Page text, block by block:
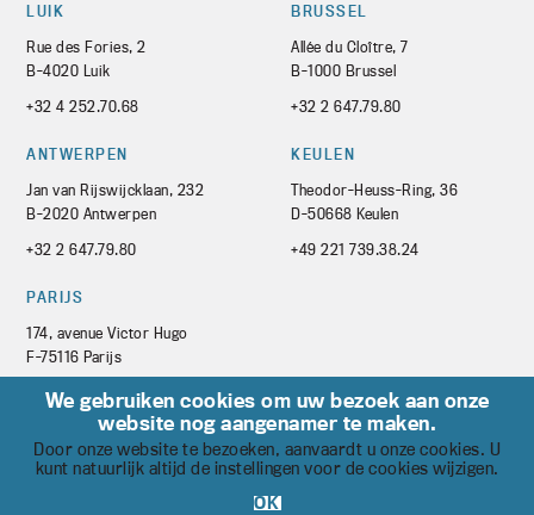
LUIK
Rue des Fories, 2
B-4020 Luik
+32 4 252.70.68
BRUSSEL
Allée du Cloître, 7
B-1000 Brussel
+32 2 647.79.80
ANTWERPEN
Jan van Rijswijcklaan, 232
B-2020 Antwerpen
+32 2 647.79.80
KEULEN
Theodor-Heuss-Ring, 36
D-50668 Keulen
+49 221 739.38.24
PARIJS
174, avenue Victor Hugo
F-75116 Parijs
+33 1 44.05.21.21
© Copyright 2026 Matray, Matray & Hallet - Alle rechten voorbehouden
We gebruiken cookies om uw bezoek aan onze
website nog aangenamer te maken.
Door onze website te bezoeken, aanvaardt u onze cookies. U
kunt natuurlijk altijd de instellingen voor de cookies wijzigen.
OK